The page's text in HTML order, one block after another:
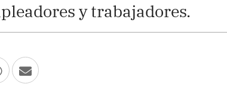
y trabajadores.